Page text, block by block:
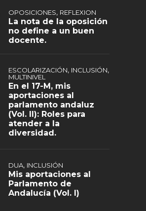
OPOSICIONES, REFLEXION
La nota de la oposición
no define a un buen
docente.
ESCOLARIZACIÓN, INCLUSIÓN,
MULTINIVEL
En el 17-M, mis
aportaciones al
parlamento andaluz
(Vol. II): Roles para
atender a la
diversidad.
DUA, INCLUSIÓN
Mis aportaciones al
Parlamento de
Andalucía (Vol. I)